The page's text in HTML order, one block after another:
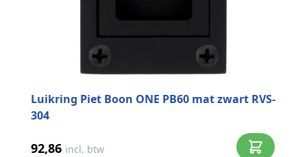
Luikring Piet Boon ONE PB60 mat zwart RVS-
304
92,86 incl. btw